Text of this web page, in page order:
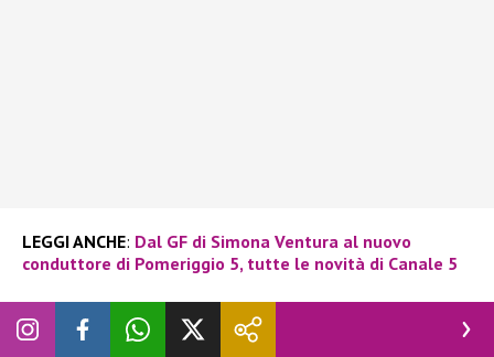
LEGGI ANCHE: Dal GF di Simona Ventura al nuovo
conduttore di Pomeriggio 5, tutte le novità di Canale 5
Ieri sera sono stati presentati ipalinsesti Mediaset per il
2025/2026
e abbiamo avuto la conferma che